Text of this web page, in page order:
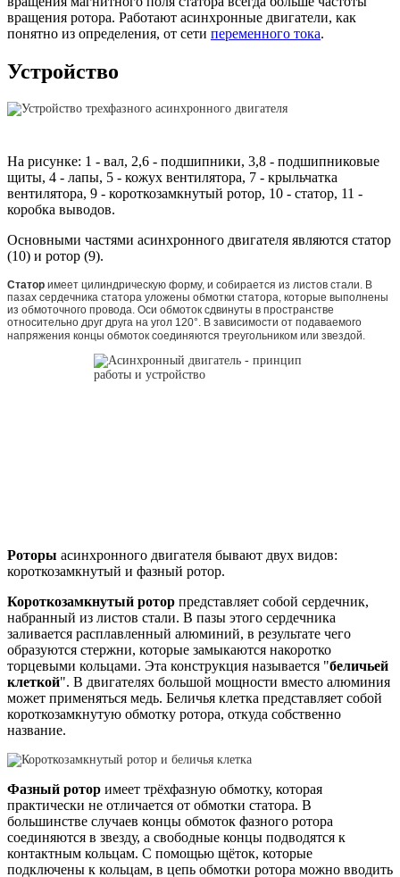
вращения ротора. Работают асинхронные двигатели, как
понятно из определения, от сети переменного тока.
Устройство
На рисунке: 1 - вал, 2,6 - подшипники, 3,8 - подшипниковые
щиты, 4 - лапы, 5 - кожух вентилятора, 7 - крыльчатка
вентилятора, 9 - короткозамкнутый ротор, 10 - статор, 11 -
коробка выводов.
Основными частями асинхронного двигателя являются статор
(10) и ротор (9).
Статор имеет цилиндрическую форму, и собирается из листов стали. В
пазах сердечника статора уложены обмотки статора, которые выполнены
из обмоточного провода. Оси обмоток сдвинуты в пространстве
относительно друг друга на угол 120°. В зависимости от подаваемого
напряжения концы обмоток соединяются треугольником или звездой.
Роторы асинхронного двигателя бывают двух видов:
короткозамкнутый и фазный ротор.
Короткозамкнутый ротор представляет собой сердечник,
набранный из листов стали. В пазы этого сердечника
заливается расплавленный алюминий, в результате чего
образуются стержни, которые замыкаются накоротко
торцевыми кольцами. Эта конструкция называется "беличьей
клеткой". В двигателях большой мощности вместо алюминия
может применяться медь. Беличья клетка представляет собой
короткозамкнутую обмотку ротора, откуда собственно
название.
Фазный ротор имеет трёхфазную обмотку, которая
практически не отличается от обмотки статора. В
большинстве случаев концы обмоток фазного ротора
соединяются в звезду, а свободные концы подводятся к
контактным кольцам. С помощью щёток, которые
подключены к кольцам, в цепь обмотки ротора можно вводить